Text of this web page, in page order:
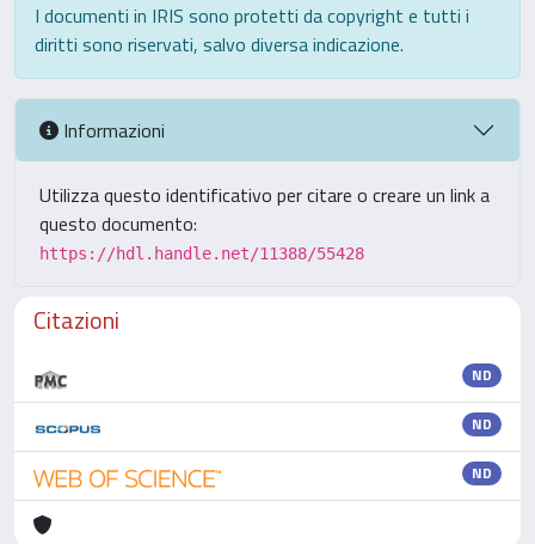
I documenti in IRIS sono protetti da copyright e tutti i
diritti sono riservati, salvo diversa indicazione.
Informazioni
Utilizza questo identificativo per citare o creare un link a
questo documento:
https://hdl.handle.net/11388/55428
Citazioni
ND
ND
ND